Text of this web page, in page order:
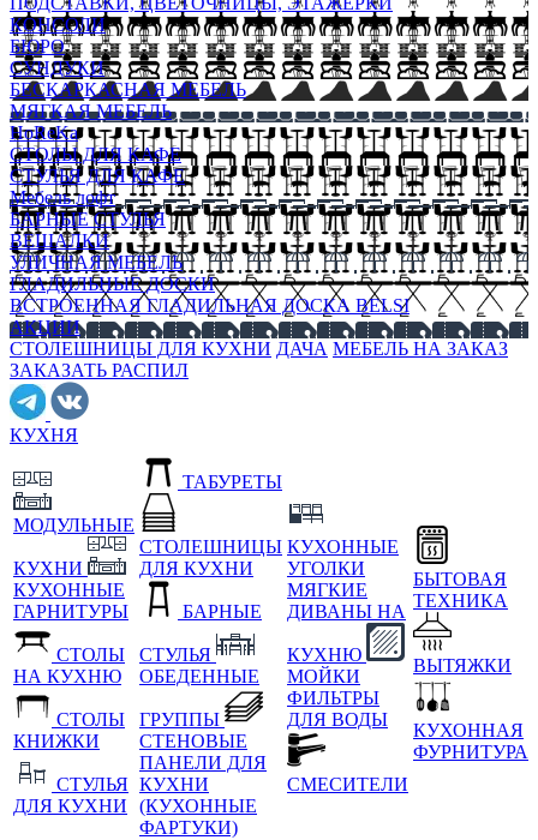
КОНСОЛИ
БЮРО
СУНДУКИ
БЕСКАРКАСНАЯ МЕБЕЛЬ
МЯГКАЯ МЕБЕЛЬ
HoReKa
СТОЛЫ ДЛЯ КАФЕ
СТУЛЬЯ ДЛЯ КАФЕ
Мебель лофт
БАРНЫЕ СТУЛЬЯ
ВЕШАЛКИ
УЛИЧНАЯ МЕБЕЛЬ
ГЛАДИЛЬНЫЕ ДОСКИ
ВСТРОЕННАЯ ГЛАДИЛЬНАЯ ДОСКА BELSI
АКЦИИ
СТОЛЕШНИЦЫ ДЛЯ КУХНИ ДАЧА МЕБЕЛЬ НА ЗАКАЗ
ЗАКАЗАТЬ РАСПИЛ
КУХНЯ
МОДУЛЬНЫЕ
КУХНИ
КУХОННЫЕ
ГАРНИТУРЫ
СТОЛЫ
НА КУХНЮ
СТОЛЫ
КНИЖКИ
СТУЛЬЯ
ДЛЯ КУХНИ
ТАБУРЕТЫ
СТОЛЕШНИЦЫ
ДЛЯ КУХНИ
БАРНЫЕ
СТУЛЬЯ
ОБЕДЕННЫЕ
ГРУППЫ
СТЕНОВЫЕ
ПАНЕЛИ ДЛЯ
КУХНИ
(КУХОННЫЕ
ФАРТУКИ)
КУХОННЫЕ
УГОЛКИ
МЯГКИЕ
ДИВАНЫ НА
КУХНЮ
МОЙКИ
ФИЛЬТРЫ
ДЛЯ ВОДЫ
СМЕСИТЕЛИ
БЫТОВАЯ
ТЕХНИКА
ВЫТЯЖКИ
КУХОННАЯ
ФУРНИТУРА